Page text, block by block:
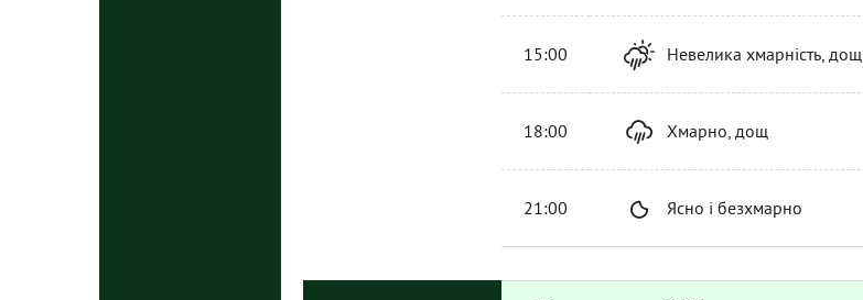
15:00 Невелика хмарність, дощ
18:00 Хмарно, дощ
21:00 Ясно і безхмарно